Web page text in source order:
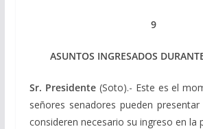
9
ASUNTOS INGRESADOS
Sr. Presidente(Soto).- Este es el
señores senadores pueden
consideren necesario su ingreso en la